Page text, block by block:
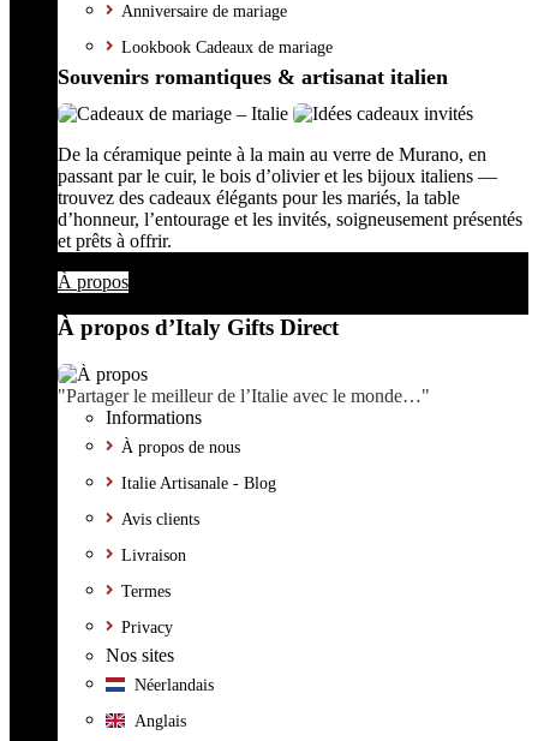
Anniversaire de mariage
Lookbook Cadeaux de mariage
Souvenirs romantiques & artisanat italien
De la céramique peinte à la main au verre de Murano, en
passant par le cuir, le bois d’olivier et les bijoux italiens —
trouvez des cadeaux élégants pour les mariés, la table
d’honneur, l’entourage et les invités, soigneusement présentés
et prêts à offrir.
À propos
À propos d’Italy Gifts Direct
"Partager le meilleur de l’Italie avec le monde…"
Informations
À propos de nous
Italie Artisanale - Blog
Avis clients
Livraison
Termes
Privacy
Nos sites
Néerlandais
Anglais